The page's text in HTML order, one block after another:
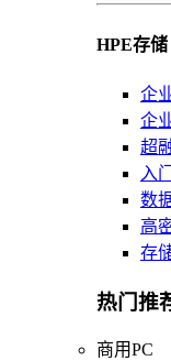
HPE存储
企
企
超
入
数
高
存
热门推
商用PC